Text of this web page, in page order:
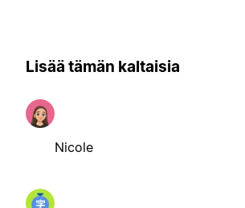
Lisää tämän kaltaisia
Nicole